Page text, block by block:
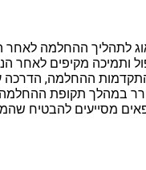
לתהליך ההחלמה
ותמיכה מקיפים לאחר
ההחלמה, הדרכה
במהלך תקופת ההחלמה.